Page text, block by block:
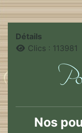
Détails
Clics : 113981
Nos